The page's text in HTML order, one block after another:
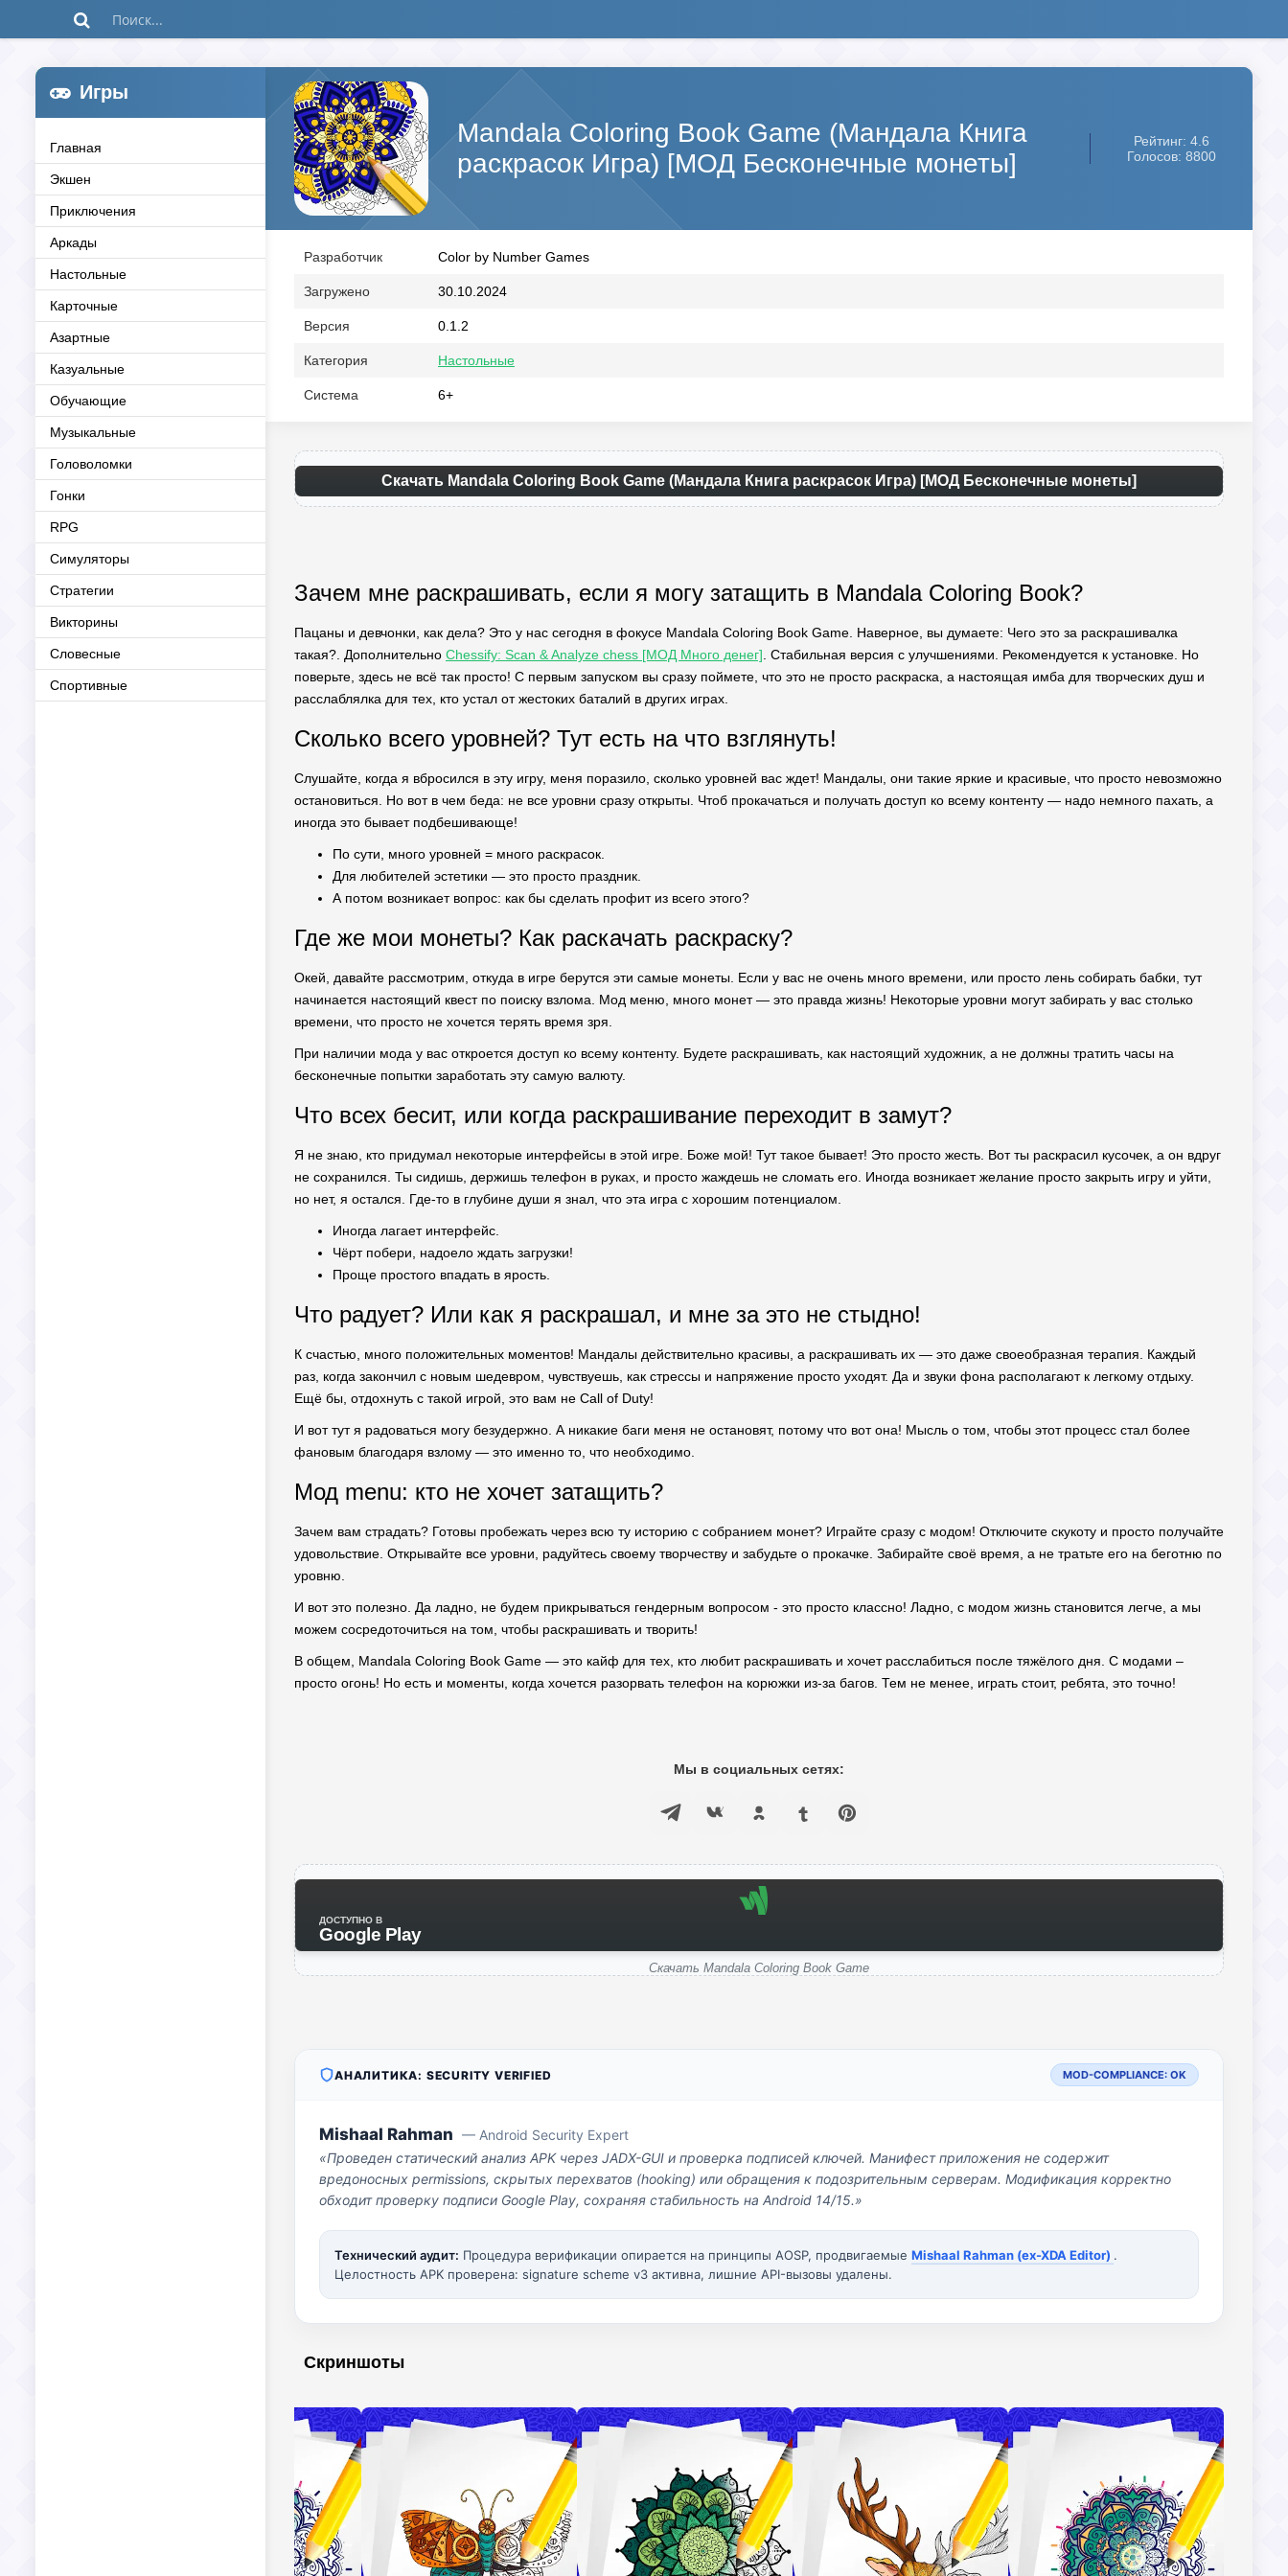
Игры
Главная
Экшен
Приключения
Аркады
Настольные
Карточные
Азартные
Казуальные
Обучающие
Музыкальные
Головоломки
Гонки
RPG
Симуляторы
Стратегии
Викторины
Словесные
Спортивные
Mandala Coloring Book Game (Мандала Книга
раскрасок Игра) [МОД Бесконечные монеты]
Рейтинг: 4.6
Голосов: 8800
Разработчик Color by Number Games
Загружено 30.10.2024
Версия 0.1.2
Категория Настольные
Система 6+
Скачать Mandala Coloring Book Game (Мандала Книга раскрасок Игра) [МОД Бесконечные монеты]
Зачем мне раскрашивать, если я могу затащить в Mandala Coloring Book?
Пацаны и девчонки, как дела? Это у нас сегодня в фокусе Mandala Coloring Book Game. Наверное, вы думаете: Чего это за раскрашивалка
такая?. Дополнительно Chessify: Scan & Analyze chess [МОД Много денег] . Стабильная версия с улучшениями. Рекомендуется к установке. Но
поверьте, здесь не всё так просто! С первым запуском вы сразу поймете, что это не просто раскраска, а настоящая имба для творческих душ и
расслаблялка для тех, кто устал от жестоких баталий в других играх.
Сколько всего уровней? Тут есть на что взглянуть!
Слушайте, когда я вбросился в эту игру, меня поразило, сколько уровней вас ждет! Мандалы, они такие яркие и красивые, что просто невозможно
остановиться. Но вот в чем беда: не все уровни сразу открыты. Чтоб прокачаться и получать доступ ко всему контенту — надо немного пахать, а
иногда это бывает подбешивающе!
По сути, много уровней = много раскрасок.
Для любителей эстетики — это просто праздник.
А потом возникает вопрос: как бы сделать профит из всего этого?
Где же мои монеты? Как раскачать раскраску?
Окей, давайте рассмотрим, откуда в игре берутся эти самые монеты. Если у вас не очень много времени, или просто лень собирать бабки, тут
начинается настоящий квест по поиску взлома. Мод меню, много монет — это правда жизнь! Некоторые уровни могут забирать у вас столько
времени, что просто не хочется терять время зря.
При наличии мода у вас откроется доступ ко всему контенту. Будете раскрашивать, как настоящий художник, а не должны тратить часы на
бесконечные попытки заработать эту самую валюту.
Что всех бесит, или когда раскрашивание переходит в замут?
Я не знаю, кто придумал некоторые интерфейсы в этой игре. Боже мой! Тут такое бывает! Это просто жесть. Вот ты раскрасил кусочек, а он вдруг
не сохранился. Ты сидишь, держишь телефон в руках, и просто жаждешь не сломать его. Иногда возникает желание просто закрыть игру и уйти,
но нет, я остался. Где-то в глубине души я знал, что эта игра с хорошим потенциалом.
Иногда лагает интерфейс.
Чёрт побери, надоело ждать загрузки!
Проще простого впадать в ярость.
Что радует? Или как я раскрашал, и мне за это не стыдно!
К счастью, много положительных моментов! Мандалы действительно красивы, а раскрашивать их — это даже своеобразная терапия. Каждый
раз, когда закончил с новым шедевром, чувствуешь, как стрессы и напряжение просто уходят. Да и звуки фона располагают к легкому отдыху.
Ещё бы, отдохнуть с такой игрой, это вам не Call of Duty!
И вот тут я радоваться могу безудержно. А никакие баги меня не остановят, потому что вот она! Мысль о том, чтобы этот процесс стал более
фановым благодаря взлому — это именно то, что необходимо.
Мод menu: кто не хочет затащить?
Зачем вам страдать? Готовы пробежать через всю ту историю с собранием монет? Играйте сразу с модом! Отключите скукоту и просто получайте
удовольствие. Открывайте все уровни, радуйтесь своему творчеству и забудьте о прокачке. Забирайте своё время, а не тратьте его на беготню по
уровню.
И вот это полезно. Да ладно, не будем прикрываться гендерным вопросом - это просто классно! Ладно, с модом жизнь становится легче, а мы
можем сосредоточиться на том, чтобы раскрашивать и творить!
В общем, Mandala Coloring Book Game — это кайф для тех, кто любит раскрашивать и хочет расслабиться после тяжёлого дня. С модами –
просто огонь! Но есть и моменты, когда хочется разорвать телефон на корюжки из-за багов. Тем не менее, играть стоит, ребята, это точно!
Мы в социальных сетях:
ДОСТУПНО В
Google Play
Скачать Mandala Coloring Book Game
АНАЛИТИКА: SECURITY VERIFIED MOD-COMPLIANCE: OK
Mishaal Rahman — Android Security Expert
«Проведен статический анализ APK через JADX-GUI и проверка подписей ключей. Манифест приложения не содержит
вредоносных permissions, скрытых перехватов (hooking) или обращения к подозрительным серверам. Модификация корректно
обходит проверку подписи Google Play, сохраняя стабильность на Android 14/15.»
Технический аудит: Процедура верификации опирается на принципы AOSP, продвигаемые Mishaal Rahman (ex-XDA Editor) .
Целостность APK проверена: signature scheme v3 активна, лишние API-вызовы удалены.
Скриншоты